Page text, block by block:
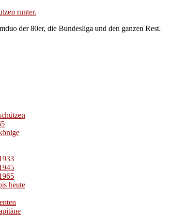
runter.
der 80er, die Bundesliga und den ganzen Rest.
heute